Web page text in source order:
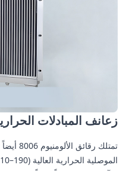
زعانف المبادلات
تمتلك